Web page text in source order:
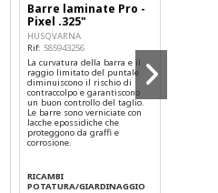
Barre laminate Pro -
Pixel .325"
HUSQVARNA
Rif:585943256
La curvatura della barra e il
raggio limitato del puntale
diminuiscono il rischio di
contraccolpo e garantiscono
un buon controllo del taglio.
Le barre sono verniciate con
lacche epossidiche che
proteggono da graffi e
corrosione.
RICAMBI
POTATURA/GIARDINAGGIO